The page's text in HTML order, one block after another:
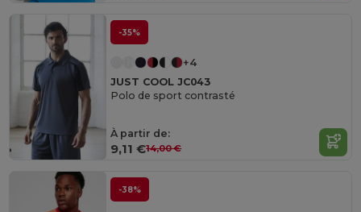
-35%
+4
JUST COOL JC043
Polo de sport contrasté
À partir de:
9,11 €14,00 €
-38%